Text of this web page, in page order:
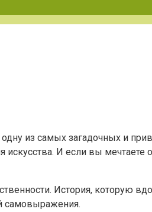
из самых загадочных и
И если вы мечтаете
История, которую
самовыражения.